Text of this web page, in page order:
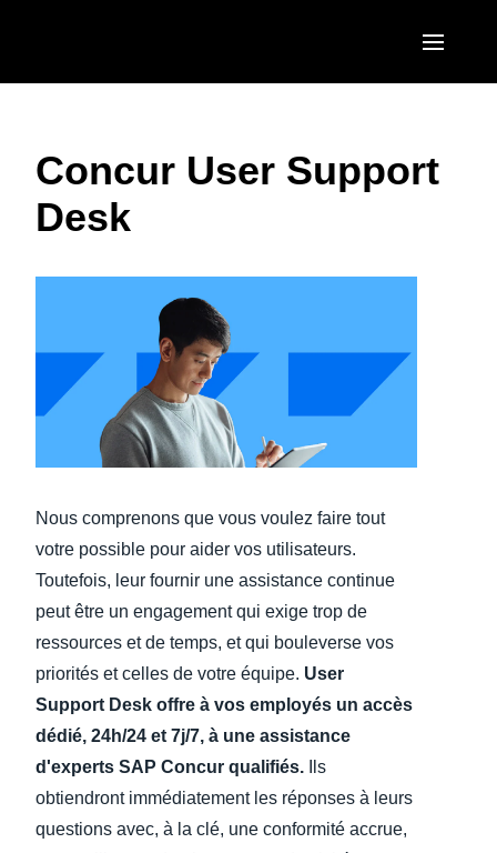
United States (English)
Brasil (Português)
EUROPE
Deutschland (Deutsch)
Italia (Italiano)
Nederlands (English)
Sweden (English)
Finland (English)
Belgium (English)
España (Español)
Norway (English)
India (English)
日本（日本語)
Singapore (English)
Concur User Support
Desk
Nous comprenons que vous voulez faire tout
votre possible pour aider vos utilisateurs.
Toutefois, leur fournir une assistance continue
peut être un engagement qui exige trop de
ressources et de temps, et qui bouleverse vos
priorités et celles de votre équipe. User
Support Desk offre à vos employés un accès
dédié, 24h/24 et 7j/7, à une assistance
d'experts SAP Concur qualifiés.
Ils
obtiendront immédiatement les réponses à leurs
questions avec, à la clé, une conformité accrue,